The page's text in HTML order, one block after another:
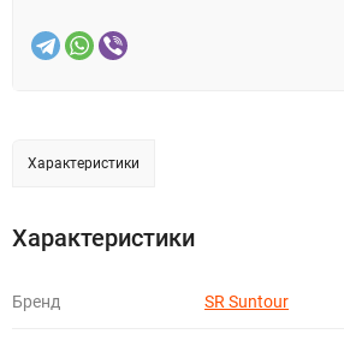
Характеристики
Характеристики
Бренд SR Suntour